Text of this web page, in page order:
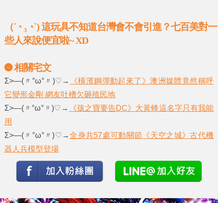
（´◔ ₃ ◔`) 這玩具不知道台灣會不會引進？七百美對一
些人來說便宜啦~ XD
相關宅文
Σ>―(〃°ω°〃)♡→
《橫濱鋼彈動起來了》澳洲媒體竟然稱呼
它變形金剛 網友吐槽欠砸殖民地
Σ>―(〃°ω°〃)♡→
《孩之寶要告DC》大黃蜂這名字只有我能
用
Σ>―(〃°ω°〃)♡→全身共57處可動關節《天空之城》古代機
器人兵模型登場